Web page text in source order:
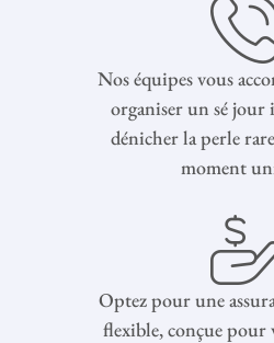
Nos équipes vous
organiser un sé jour
dénicher la perle
moment
Optez pour une
flexible, conçue